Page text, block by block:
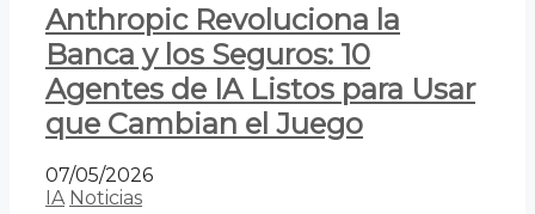
Anthropic Revoluciona la
Banca y los Seguros: 10
Agentes de IA Listos para Usar
que Cambian el Juego
07/05/2026
IA Noticias